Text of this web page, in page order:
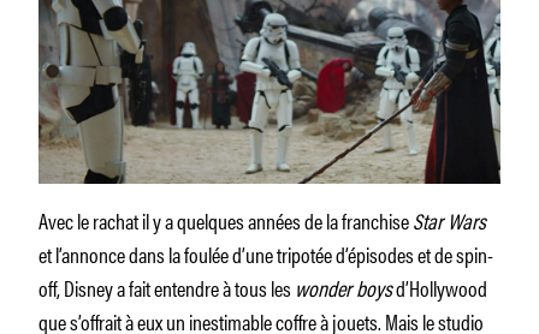
Avec le rachat il y a quelques années de la franchiseStar Wars
et l’annonce dans la foulée d’une tripotée d’épisodes et de spin-
off, Disney a fait entendre à tous leswonder boysd’Hollywood
que s’offrait à eux un inestimable coffre à jouets. Mais le studio